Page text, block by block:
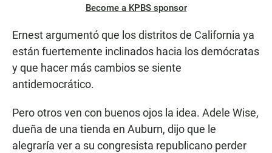
Become a KPBS sponsor
Ernest argumentó que los distritos de California ya
están fuertemente inclinados hacia los demócratas
y que hacer más cambios se siente
antidemocrático.
Pero otros ven con buenos ojos la idea. Adele Wise,
dueña de una tienda en Auburn, dijo que le
alegraría ver a su congresista republicano perder